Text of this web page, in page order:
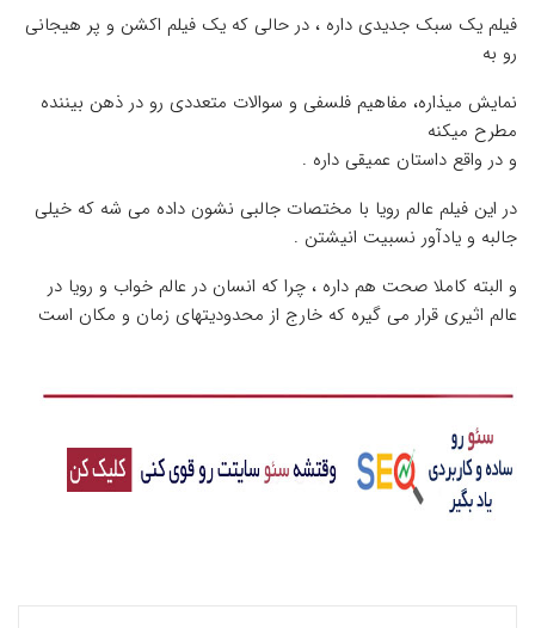
فیلم یک سبک جدیدی داره ، در حالی که یک فیلم اکشن و پر هیجانی
رو به
نمایش میذاره، مفاهیم فلسفی و سوالات متعددی رو در ذهن بیننده
مطرح میکنه
و در واقع داستان عمیقی داره .
در این فیلم عالم رویا با مختصات جالبی نشون داده می شه که خیلی
جالبه و یادآور نسبیت انیشتن .
و البته کاملا صحت هم داره ، چرا که انسان در عالم خواب و رویا در
عالم اثیری قرار می گیره که خارج از محدودیتهای زمان و مکان است